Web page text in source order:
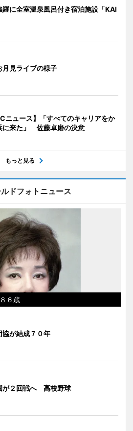
羅に全室温泉風呂付き宿泊施設「KAI
月見ライブの様子
ニュース】「すべてのキャリアをか
に来た」 佐藤卓磨の決意
もっと見る
ドフォトニュース
６歳
協が結成７０年
が２回戦へ 高校野球